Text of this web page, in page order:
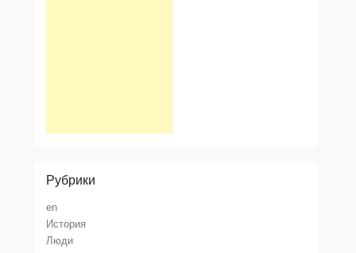
Рубрики
en
История
Люди